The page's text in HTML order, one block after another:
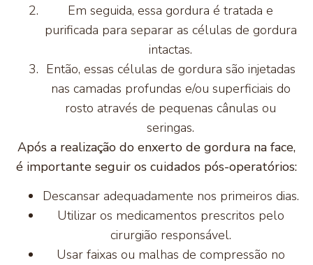
Em seguida, essa gordura é tratada e
purificada para separar as células de gordura
intactas.
Então, essas células de gordura são injetadas
nas camadas profundas e/ou superficiais do
rosto através de pequenas cânulas ou
seringas.
Após a realização do enxerto de gordura na face,
é importante seguir os cuidados pós-operatórios:
Descansar adequadamente nos primeiros dias.
Utilizar os medicamentos prescritos pelo
cirurgião responsável.
Usar faixas ou malhas de compressão no